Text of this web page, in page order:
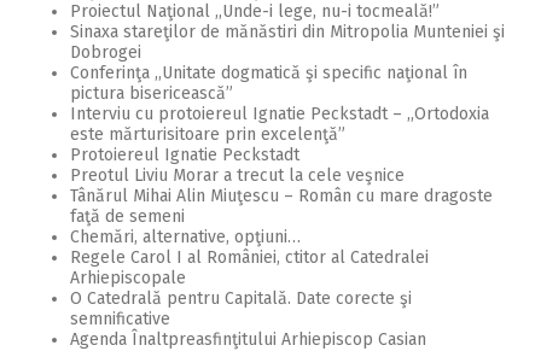
Proiectul Naţional ,,Unde-i lege, nu-i tocmeală!”
Sinaxa stareţilor de mănăstiri din Mitropolia Munteniei şi
Dobrogei
Conferinţa ,,Unitate dogmatică şi specific naţional în
pictura bisericească”
Interviu cu protoiereul Ignatie Peckstadt – ,,Ortodoxia
este mărturisitoare prin excelenţă”
Protoiereul Ignatie Peckstadt
Preotul Liviu Morar a trecut la cele veşnice
Tânărul Mihai Alin Miuţescu – Român cu mare dragoste
faţă de semeni
Chemări, alternative, opţiuni…
Regele Carol I al României, ctitor al Catedralei
Arhiepiscopale
O Catedrală pentru Capitală. Date corecte şi
semnificative
Agenda Înaltpreasfinţitului Arhiepiscop Casian